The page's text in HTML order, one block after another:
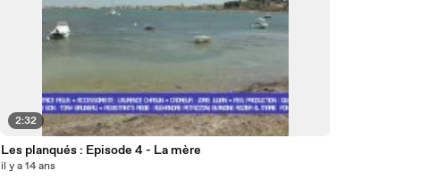
2:32
Les planqués : Episode 4 - La mère
il y a 14 ans